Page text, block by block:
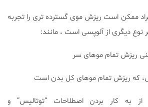
افراد ممکن است ریزش موی گسترده تری را تجربه
نوع دیگری از آلوپسی است ، مانند:
به کار بردن اصطلاحات “توتالیس” و